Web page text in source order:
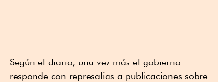
Según el diario, una vez más el gobierno
responde con represalias a publicaciones sobre